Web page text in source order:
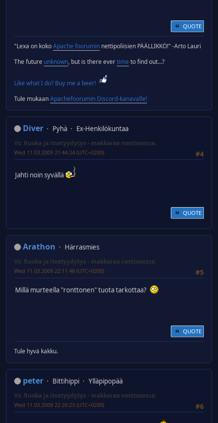
QUOTE
"Lexa on kokoApache foorumin nettipoliisien PÄÄLLIKKÖ!" -Arto Lauri
The future unknown, but is there evertime to find out...?
Like what I do? Buy me a beer!
Tule mukaanApachefoorumin Discord-kanavalle!
Diver Pyhä Ex-Henkilökuntaa
Vs: Ruoka ja itsetyydytys - makkaraa ronttosessa.
#4
Wed 11.03.2009 21:44:24 (UTC+0200)
Jahti noin syvällä
QUOTE
Arathon Härrasmies
Vs: Ruoka ja itsetyydytys - makkaraa ronttosessa.
#5
Wed 11.03.2009 22:11:48 (UTC+0200)
Millä murteella "ronttonen" tuota tarkottaa?
QUOTE
Tule hyvä kakku.
peter Bittihippi Ylläpipopää
Vs: Ruoka ja itsetyydytys - makkaraa ronttosessa.
#6
Wed 11.03.2009 22:26:23 (UTC+0200)